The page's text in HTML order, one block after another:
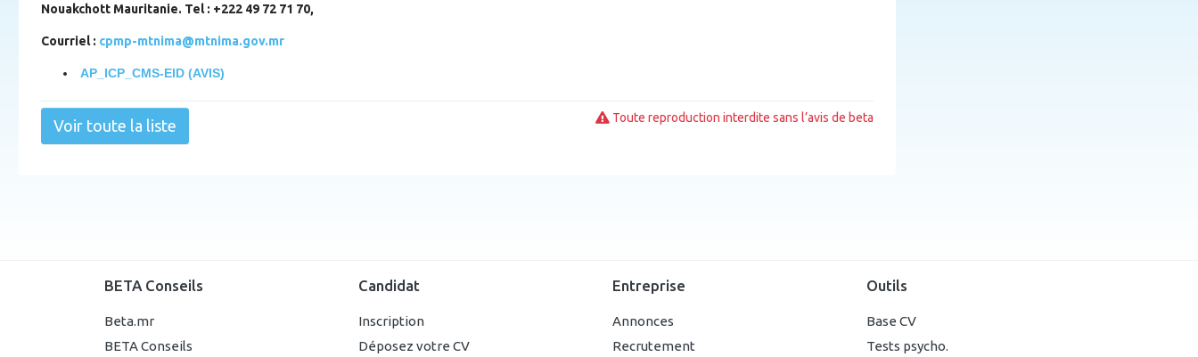
Nouakchott Mauritanie. Tel : +222 49 72 71 70,
Courriel : cpmp-mtnima@mtnima.gov.mr
AP_ICP_CMS-EID (AVIS)
Voir toute la liste Toute reproduction interdite sans l’avis de beta
BETA Conseils
Beta.mr
BETA Conseils
Candidat
Inscription
Déposez votre CV
Entreprise
Annonces
Recrutement
Outils
Base CV
Tests psycho.